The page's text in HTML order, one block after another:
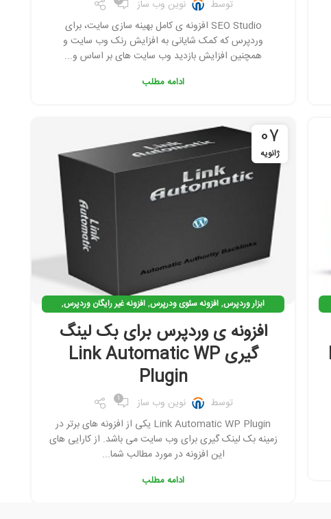
توسط نوین وب ساز
SEO Studio افزونه ی کامل بهینه سازی سایت، برای
وردپرس که کمک شایانی به افزایش رنک وب سایت و
همچنین افزایش بازدید وب سایت های بر اساس و...
ادامه مطلب
07
ژانویه
ابزار وردپرس, افزونه سئوی ودرپرس, افزونه غیر رایگان وردپرس,
افزونه ی کاربردی وردپرس بک لینک گیری,
بهینه سازی وردپرس ,نرم افزار سئو
افزونه ی وردپرس برای بک لینگ
گیری Link Automatic WP
Plugin
توسط نوین وب ساز 1
Link Automatic WP Plugin یکی از افزونه های برتر در
زمینه بک لینک گیری برای وب سایت می باشد. از کارایی های
این افزونه در مورد مطالب شما...
ادامه مطلب